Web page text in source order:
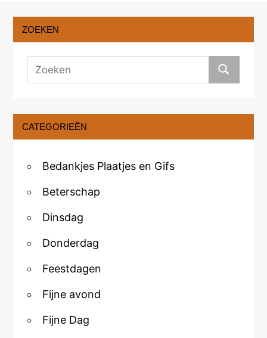
ZOEKEN
CATEGORIEËN
Bedankjes Plaatjes en Gifs
Beterschap
Dinsdag
Donderdag
Feestdagen
Fijne avond
Fijne Dag